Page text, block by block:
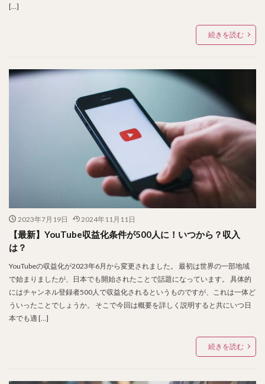
[…]
続きを読む
2023年7月19日 2024年11月11日
【最新】YouTube収益化条件が500人に！いつから？収入
は？
YouTubeの収益化が2023年6月から変更されました。 最初は世界の一部地域
で始まりましたが、日本でも開始されたことで話題になっています。 具体的
にはチャンネル登録者500人で収益化されるというものですが、これは一体ど
ういったことでしょうか。 そこで今回は概要を詳しく説明すると共にいつ日
本でも適 […]
続きを読む